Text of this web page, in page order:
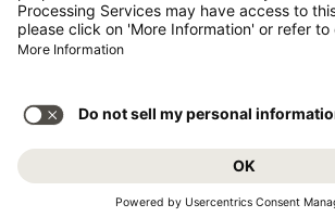
Geschäftsbedingungen .